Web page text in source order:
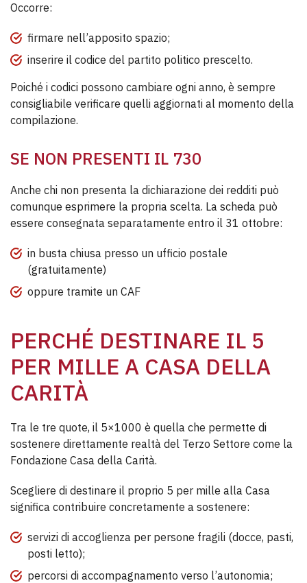
Occorre:
firmare nell’apposito spazio;
inserire il codice del partito politico prescelto.
Poiché i codici possono cambiare ogni anno, è sempre
consigliabile verificare quelli aggiornati al momento della
compilazione.
SE NON PRESENTI IL 730
Anche chi non presenta la dichiarazione dei redditi può
comunque esprimere la propria scelta. La scheda può
essere consegnata separatamente entro il 31 ottobre:
in busta chiusa presso un ufficio postale
(gratuitamente)
oppure tramite un CAF
PERCHÉ DESTINARE IL 5
PER MILLE A CASA DELLA
CARITÀ
Tra le tre quote, il 5×1000 è quella che permette di
sostenere direttamente realtà del Terzo Settore come la
Fondazione Casa della Carità.
Scegliere di destinare il proprio 5 per mille alla Casa
significa contribuire concretamente a sostenere:
servizi di accoglienza per persone fragili (docce, pasti,
posti letto);
percorsi di accompagnamento verso l’autonomia;